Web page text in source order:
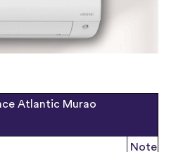
Atlantic Murao
Note